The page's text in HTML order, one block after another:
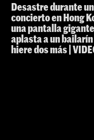
Desastre durante un
concierto en Hong
una pantalla gigante
aplasta a un
hiere dos más |